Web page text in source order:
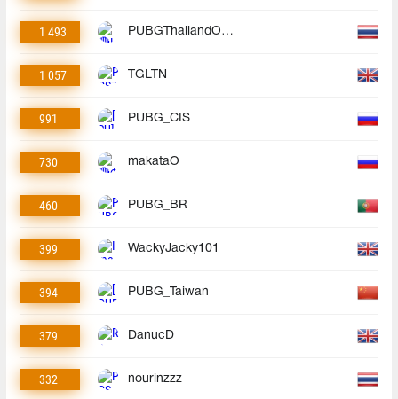
1 493 PUBGThailandOfficial
1 057 TGLTN
991 PUBG_CIS
730 makataO
460 PUBG_BR
399 WackyJacky101
394 PUBG_Taiwan
379 DanucD
332 nourinzzz